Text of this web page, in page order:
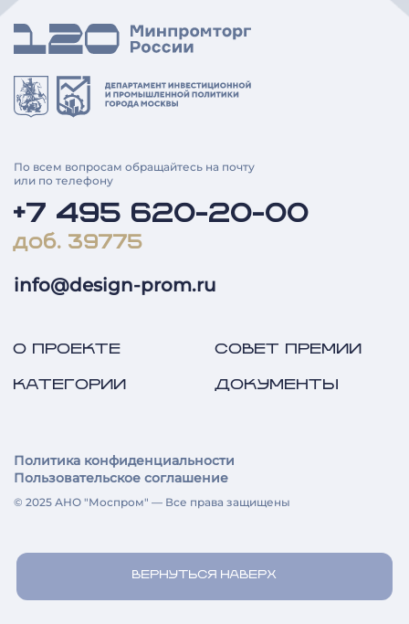
По всем вопросам обращайтесь на почту
или по телефону
+7 495 620-20-00
доб. 39775
info@design-prom.ru
О ПРОЕКТЕ
КАТЕГОРИИ
СОВЕТ ПРЕМИИ
ДОКУМЕНТЫ
Политика конфиденциальности
Пользовательское соглашение
© 2025 АНО "Моспром" — Все права защищены
ВЕРНУТЬСЯ НАВЕРХ